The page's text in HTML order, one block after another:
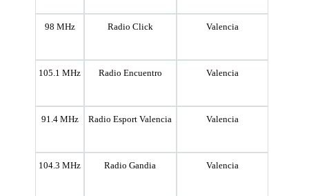
98 MHz Radio Click Valencia
105.1 MHz Radio Encuentro Valencia
91.4 MHz Radio Esport Valencia Valencia
104.3 MHz Radio Gandia Valencia